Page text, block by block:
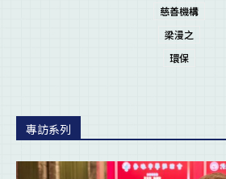
慈善機構
梁漫之
環保
專訪系列